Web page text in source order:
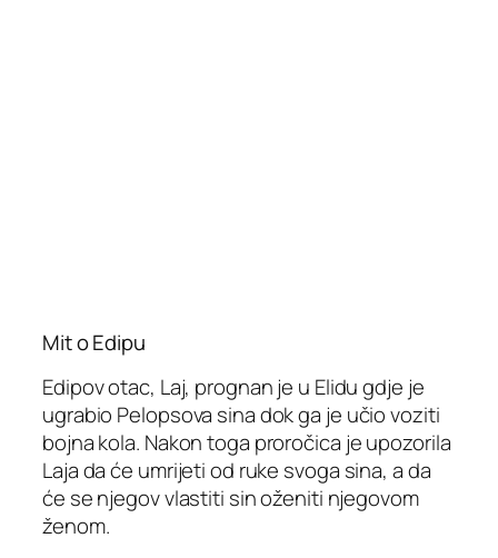
Mit o Edipu
Edipov otac, Laj, prognan je u Elidu gdje je
ugrabio Pelopsova sina dok ga je učio voziti
bojna kola. Nakon toga proročica je upozorila
Laja da će umrijeti od ruke svoga sina, a da
će se njegov vlastiti sin oženiti njegovom
ženom.